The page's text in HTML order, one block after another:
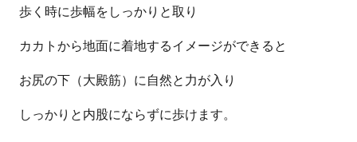
歩く時に歩幅をしっかりと取り
カカトから地面に着地するイメージができると
お尻の下（大殿筋）に自然と力が入り
しっかりと内股にならずに歩けます。